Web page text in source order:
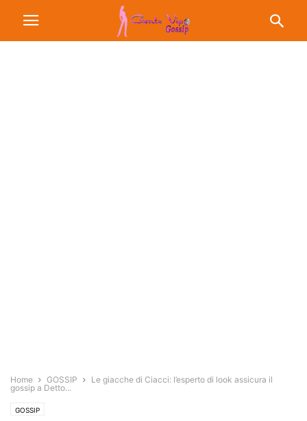
Home GOSSIP
Le giacche di Ciacci: l’esperto di look assicura il
gossip a Detto...
GOSSIP